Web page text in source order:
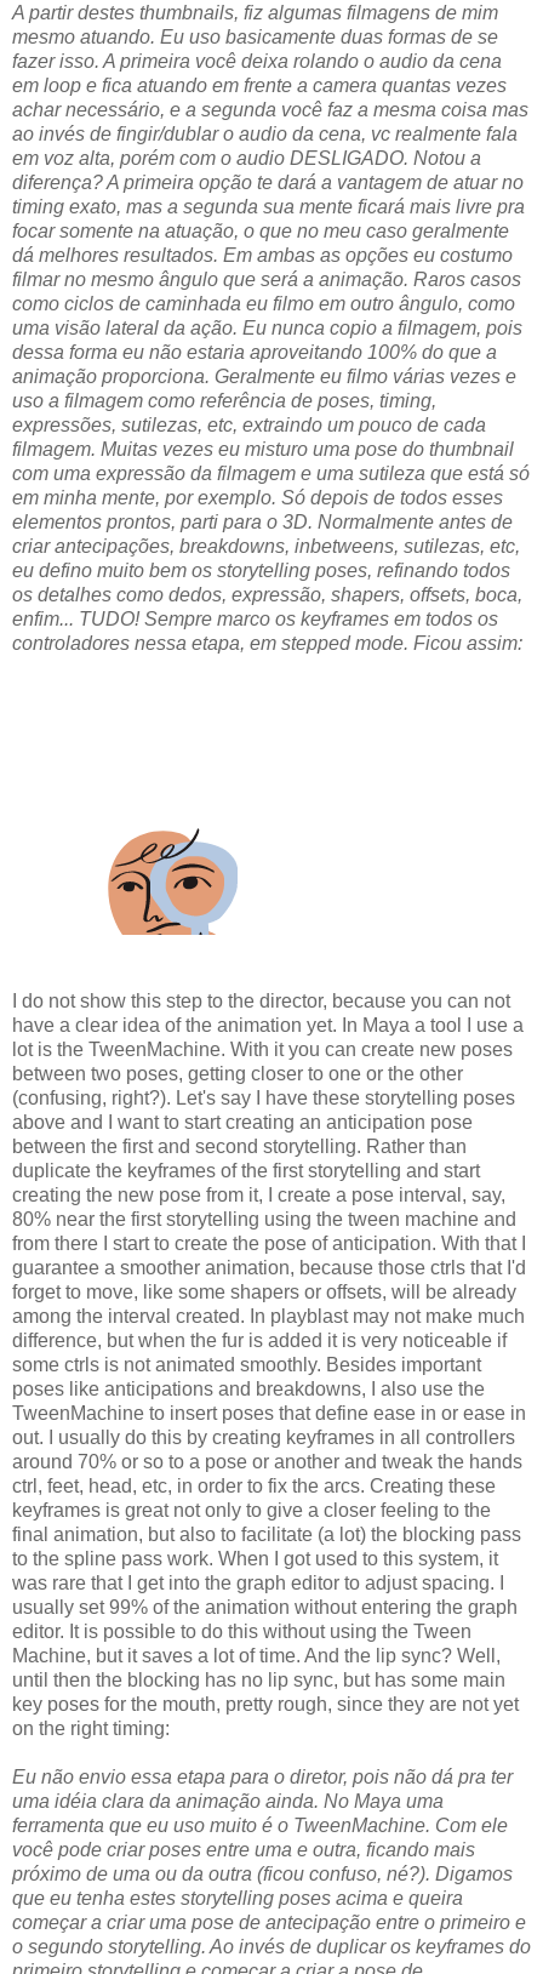
A partir destes thumbnails, fiz algumas filmagens de mim
mesmo atuando. Eu uso basicamente duas formas de se
fazer isso. A primeira você deixa rolando o audio da cena
em loop e fica atuando em frente a camera quantas vezes
achar necessário, e a segunda você faz a mesma coisa mas
ao invés de fingir/dublar o audio da cena, vc realmente fala
em voz alta, porém com o audio DESLIGADO. Notou a
diferença? A primeira opção te dará a vantagem de atuar no
timing exato, mas a segunda sua mente ficará mais livre pra
focar somente na atuação, o que no meu caso geralmente
dá melhores resultados. Em ambas as opções eu costumo
filmar no mesmo ângulo que será a animação. Raros casos
como ciclos de caminhada eu filmo em outro ângulo, como
uma visão lateral da ação. Eu nunca copio a filmagem, pois
dessa forma eu não estaria aproveitando 100% do que a
animação proporciona. Geralmente eu filmo várias vezes e
uso a filmagem como referência de poses, timing,
expressões, sutilezas, etc, extraindo um pouco de cada
filmagem. Muitas vezes eu misturo uma pose do thumbnail
com uma expressão da filmagem e uma sutileza que está só
em minha mente, por exemplo. Só depois de todos esses
elementos prontos, parti para o 3D. Normalmente antes de
criar antecipações, breakdowns, inbetweens, sutilezas, etc,
eu defino muito bem os storytelling poses, refinando todos
os detalhes como dedos, expressão, shapers, offsets, boca,
enfim... TUDO! Sempre marco os keyframes em todos os
controladores nessa etapa, em stepped mode. Ficou assim:
I do not show this step to the director, because you can not
have a clear idea of the animation yet. In Maya a tool I use a
lot is the TweenMachine. With it you can create new poses
between two poses, getting closer to one or the other
(confusing, right?). Let's say I have these storytelling poses
above and I want to start creating an anticipation pose
between the first and second storytelling. Rather than
duplicate the keyframes of the first storytelling and start
creating the new pose from it, I create a pose interval, say,
80% near the first storytelling using the tween machine and
from there I start to create the pose of anticipation. With that I
guarantee a smoother animation, because those ctrls that I'd
forget to move, like some shapers or offsets, will be already
among the interval created. In playblast may not make much
difference, but when the fur is added it is very noticeable if
some ctrls is not animated smoothly. Besides important
poses like anticipations and breakdowns, I also use the
TweenMachine to insert poses that define ease in or ease in
out. I usually do this by creating keyframes in all controllers
around 70% or so to a pose or another and tweak the hands
ctrl, feet, head, etc, in order to fix the arcs. Creating these
keyframes is great not only to give a closer feeling to the
final animation, but also to facilitate (a lot) the blocking pass
to the spline pass work. When I got used to this system, it
was rare that I get into the graph editor to adjust spacing. I
usually set 99% of the animation without entering the graph
editor. It is possible to do this without using the Tween
Machine, but it saves a lot of time. And the lip sync? Well,
until then the blocking has no lip sync, but has some main
key poses for the mouth, pretty rough, since they are not yet
on the right timing:
Eu não envio essa etapa para o diretor, pois não dá pra ter
uma idéia clara da animação ainda. No Maya uma
ferramenta que eu uso muito é o TweenMachine. Com ele
você pode criar poses entre uma e outra, ficando mais
próximo de uma ou da outra (ficou confuso, né?). Digamos
que eu tenha estes storytelling poses acima e queira
começar a criar uma pose de antecipação entre o primeiro e
o segundo storytelling. Ao invés de duplicar os keyframes do